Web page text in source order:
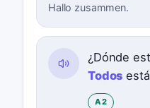
Hallo zusammen.
¿Dónde
Todos
A2